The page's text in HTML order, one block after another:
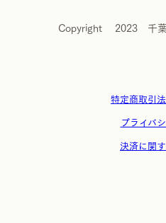
Copyright 2023 千葉
特定商取引
プライバ
決済に関